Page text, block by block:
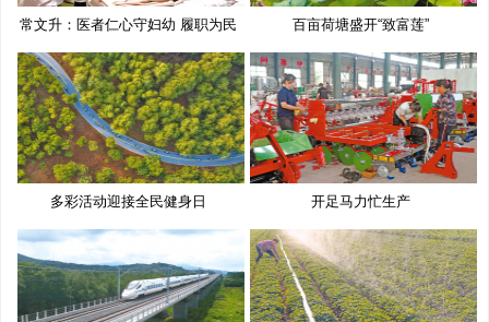
常文升：医者仁心守妇幼 履职为民 百亩荷塘盛开“致富莲”
多彩活动迎接全民健身日 开足马力忙生产